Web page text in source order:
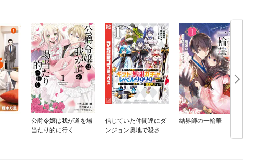
公爵令嬢は我が道を場
当たり的に行く
信じていた仲間達にダ
ンジョン奥地で殺され
結界師の一輪華